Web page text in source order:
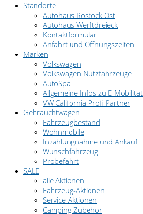
Standorte
Autohaus Rostock Ost
Autohaus Werftdreieck
Kontaktformular
Anfahrt und Öffnungszeiten
Marken
Volkswagen
Volkswagen Nutzfahrzeuge
AutoSpa
Allgemeine Infos zu E-Mobilität
VW California Profi Partner
Gebrauchtwagen
Fahrzeugbestand
Wohnmobile
Inzahlungnahme und Ankauf
Wunschfahrzeug
Probefahrt
SALE
alle Aktionen
Fahrzeug-Aktionen
Service-Aktionen
Camping Zubehör